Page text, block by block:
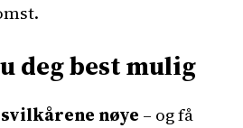
deg best mulig
nøye – og få